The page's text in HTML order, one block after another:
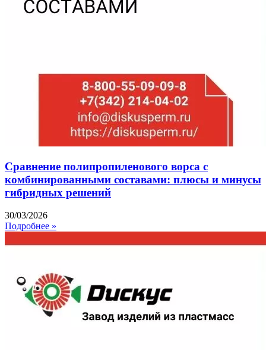
Сравнение полипропиленового ворса с
комбинированными составами: плюсы и минусы
гибридных решений
30/03/2026
Подробнее »